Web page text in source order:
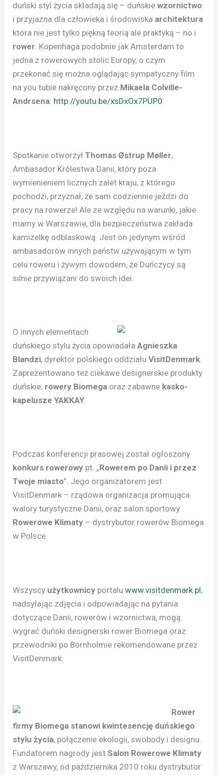
duński styl życia składają się – duńskiewzornictwo
i przyjazna dla człowieka i środowiska architektura
która nie jest tylko piękną teorią ale praktyką – no i
rower. Kopenhaga podobnie jak Amsterdam to
jedna z rowerowych stolic Europy, o czym
przekonać się można oglądając sympatyczny film
na you tubie nakręcony przez Mikaela Colville-
Andrsena: http://youtu.be/xsDxOx7PUP0
Spotkanie otworzyłThomas Østrup Møller,
Ambasador Królestwa Danii, który poza
wymienieniem licznych zalet kraju, z którego
pochodzi, przyznał, że sam codziennie jeździ do
pracy na rowerze! Ale ze względu na warunki, jakie
mamy w Warszawie, dla bezpieczeństwa zakłada
kamizelkę odblaskową. Jest on jedynym wśród
ambasadorów innych państw używającym w tym
celu roweru i żywym dowodem, że Duńczycy są
silnie przywiązani do swoich idei.
O innych elementach
duńskiego stylu życia opowiadałaAgnieszka
Blandzi, dyrektor polskiego oddziałuVisitDenmark.
Zaprezentowano też ciekawe designerskie produkty
duńskie; rowery Biomega oraz zabawne kasko-
kapelusze YAKKAY.
Podczas konferencji prasowej został ogłoszony
konkurs rowerowy pt. „Rowerem po Danii i przez
Twoje miasto”. Jego organizatorem jest
VisitDenmark – rządowa organizacja promująca
walory turystyczne Danii, oraz salon sportowy
Rowerowe Klimaty – dystrybutor rowerów Biomega
w Polsce.
Wszyscy użytkownicy portaluwww.visitdenmark.pl,
nadsyłając zdjęcia i odpowiadając na pytania
dotyczące Danii, rowerów i wzornictwa, mogą
wygrać duński designerski rower Biomega oraz
przewodniki po Bornholmie rekomendowane przez
VisitDenmark.
Rower
firmy Biomega stanowi kwintesencję duńskiego
stylu życia, połączenie ekologii, swobody i designu.
Fundatorem nagrody jestSalon Rowerowe Klimaty
z Warszawy, od października 2010 roku dystrybutor